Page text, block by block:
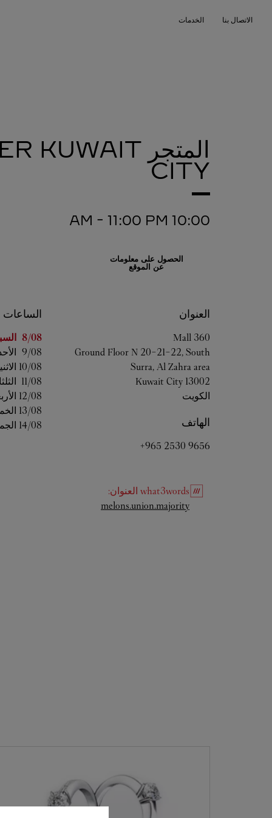
الاتصال بنا الخدمات
المتجر CARTIER KUWAIT
CITY
10:00 AM
- 11:00 PM
الحصول على معلومات
عن الموقع
العنوان
360 Mall
Ground Floor N 20-21-22, South
Surra, Al Zahra area
13002
Kuwait City
الكويت
الهاتف
+965 2530 9656
الساعات
اليوم من
8/08
9/08
10/08
11/08
12/08
13/08
14/08
what3words العنوان:
melons.union.majority
Link Opens in New Tab